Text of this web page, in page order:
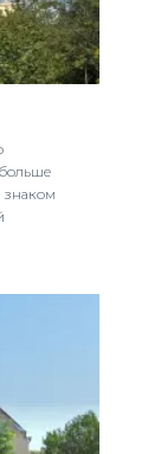
знаком